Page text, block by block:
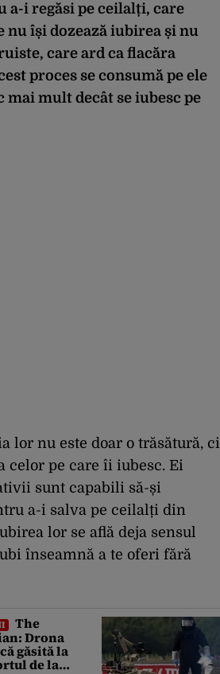
a-i regăsi pe ceilalți, care
își dozează iubirea și nu
care ard ca flacăra
proces se consumă pe ele
mult decât se iubesc pe
lor nu este doar o trăsătură, ci
celor pe care îi iubesc. Ei
sunt capabili să-și
a-i salva pe ceilalți din
lor se află deja sensul
înseamnă a te oferi fără
The
Drona
găsită la
de la